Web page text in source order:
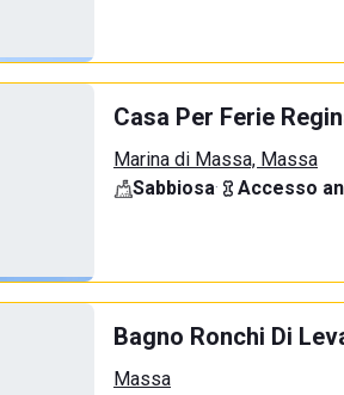
Casa Per Ferie
Marina di Massa, Massa
Sabbiosa· Accesso
Bagno Ronchi Di
Massa